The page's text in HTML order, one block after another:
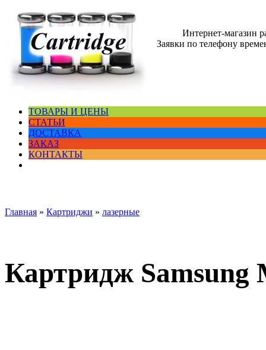
Интернет-магазин
Заявки по телефону
ТОВАРЫ И ЦЕНЫ
СТАТЬИ
ДОСТАВКА
ЗАКАЗ
КОНТАКТЫ
Главная » Картриджи » лазерные
Картридж Samsung